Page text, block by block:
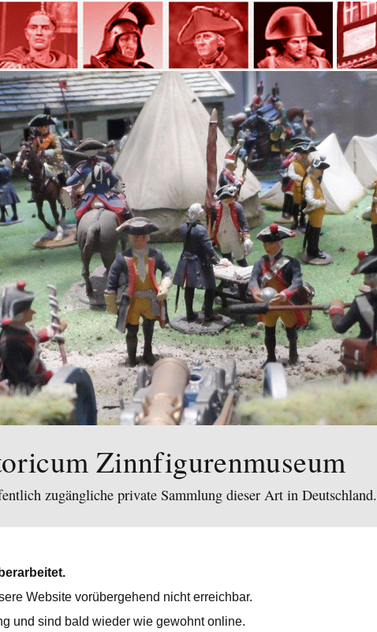
Zinnfigurenmuseum
zugängliche private Sammlung dieser Art in Deutschland.
Website vorübergehend nicht erreichbar.
und sind bald wieder wie gewohnt online.